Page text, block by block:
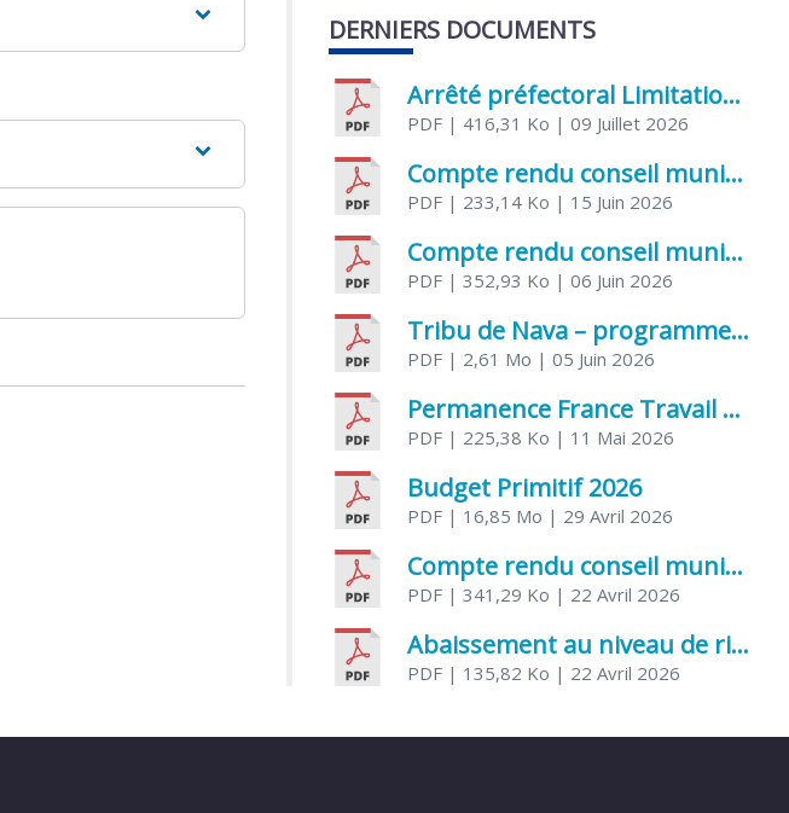
DERNIERS DOCUMENTS
Arrêté préfectoral Limitation provisoire des usages de l’eau
PDF | 416,31 Ko | 09 Juillet 2026
Compte rendu conseil municipal 5 juin 2026 sénatoriale
PDF | 233,14 Ko | 15 Juin 2026
Compte rendu conseil municipal – 21 avril 2026
PDF | 352,93 Ko | 06 Juin 2026
Tribu de Nava – programme et inscriptions été 2026
PDF | 2,61 Mo | 05 Juin 2026
Permanence France Travail au CCAS de Saujon Juin 2026
PDF | 225,38 Ko | 11 Mai 2026
Budget Primitif 2026
PDF | 16,85 Mo | 29 Avril 2026
Compte rendu conseil municipal – 7 avril 2026
PDF | 341,29 Ko | 22 Avril 2026
Abaissement au niveau de risque modéré de l’Influenza aviaire
PDF | 135,82 Ko | 22 Avril 2026